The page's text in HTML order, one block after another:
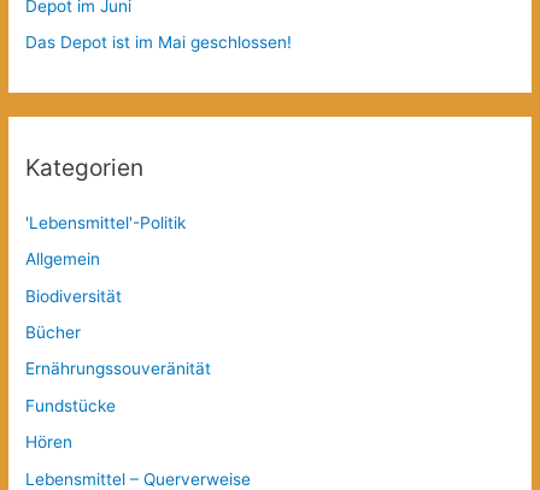
Depot im Juni
Das Depot ist im Mai geschlossen!
Kategorien
'Lebensmittel'-Politik
Allgemein
Biodiversität
Bücher
Ernährungssouveränität
Fundstücke
Hören
Lebensmittel – Querverweise